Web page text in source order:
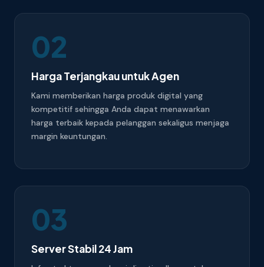
02
Harga Terjangkau untuk Agen
Kami memberikan harga produk digital yang
kompetitif sehingga Anda dapat menawarkan
harga terbaik kepada pelanggan sekaligus menjaga
margin keuntungan.
03
Server Stabil 24 Jam